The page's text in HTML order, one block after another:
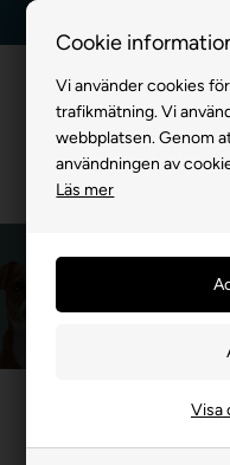
Cookie
Vi använder cookies
trafikmätning. Vi
webbplatsen. Genom
användningen av
Läs mer
Visa
Framsida»MÄRKEVARA»